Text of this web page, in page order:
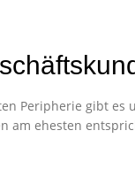
Peripherie gibt
am ehesten